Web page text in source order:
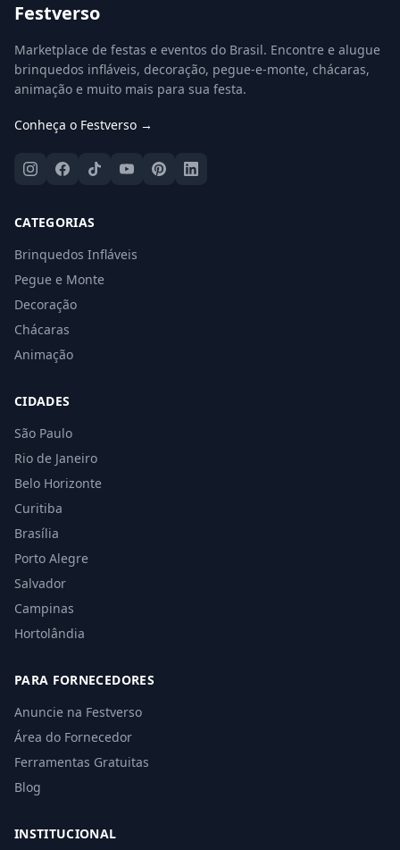
Festverso
Marketplace de festas e eventos do Brasil. Encontre e alugue
brinquedos infláveis, decoração, pegue-e-monte, chácaras,
animação e muito mais para sua festa.
Conheça o Festverso →
CATEGORIAS
Brinquedos Infláveis
Pegue e Monte
Decoração
Chácaras
Animação
CIDADES
São Paulo
Rio de Janeiro
Belo Horizonte
Curitiba
Brasília
Porto Alegre
Salvador
Campinas
Hortolândia
PARA FORNECEDORES
Anuncie na Festverso
Área do Fornecedor
Ferramentas Gratuitas
Blog
INSTITUCIONAL